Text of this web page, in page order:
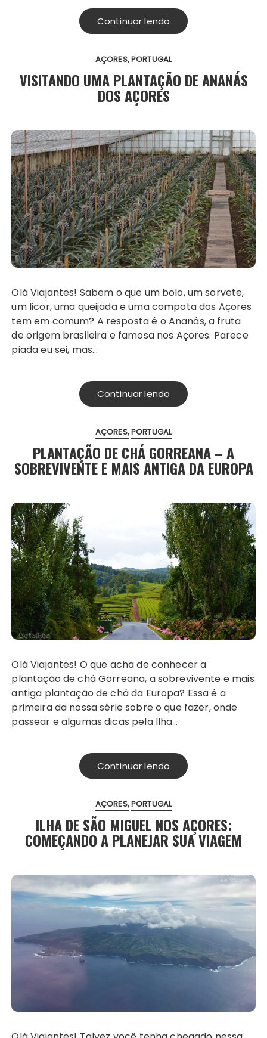
Continuar lendo
AÇORES PORTUGAL
VISITANDO UMA PLANTAÇÃO DE ANANÁS
DOS AÇORES
Olá Viajantes! Sabem o que um bolo, um sorvete,
um licor, uma queijada e uma compota dos Açores
tem em comum? A resposta é o Ananás, a fruta
de origem brasileira e famosa nos Açores. Parece
piada eu sei, mas…
Continuar lendo
AÇORES PORTUGAL
PLANTAÇÃO DE CHÁ GORREANA – A
SOBREVIVENTE E MAIS ANTIGA DA EUROPA
Olá Viajantes! O que acha de conhecer a
plantação de chá Gorreana, a sobrevivente e mais
antiga plantação de chá da Europa? Essa é a
primeira da nossa série sobre o que fazer, onde
passear e algumas dicas pela Ilha…
Continuar lendo
AÇORES PORTUGAL
ILHA DE SÃO MIGUEL NOS AÇORES:
COMEÇANDO A PLANEJAR SUA VIAGEM